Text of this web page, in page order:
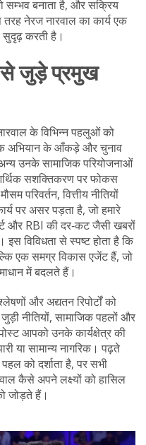
सम्भव बनाता है, और सक्रिय
नेरज नारवाल का कार्य एक
सुदृढ़ करती है।
से जुड़े प्रमुख
के विभिन्न पहलुओं को
अभियान के आँकड़े और चुनाव
उनके सामाजिक परियोजनाओं
सशक्तिकरण पर फोकस
वित्तीय नीतियों
पर असर पड़ता है, जो हमारे
और RBI की दर‑कट जैसी खबरों
विविधता से स्पष्ट होता है कि
एक समग्र विकास एजेंट हैं, जो
में बदलते हैं।
और अद्यतन रिपोर्टों को
नीतियों, सामाजिक पहलों और
आपको उनके कार्यक्षेत्र की
या सामान्य नागरिक। पढ़ते
को दर्शाता है, पर सभी
कैसे अपने लक्ष्यों को हासिल
जोड़ते हैं।